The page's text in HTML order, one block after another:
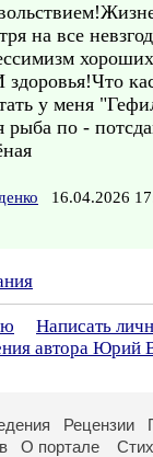
на все
у меня
рыба по -
16.04.2026
Написать
автора Юрий
Рецензии
О портале